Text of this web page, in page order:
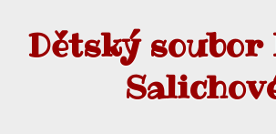
Dětský soubor